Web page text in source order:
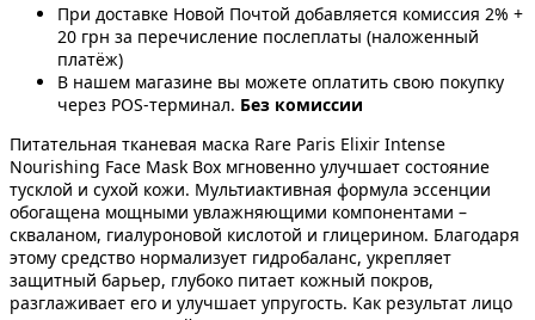
При доставке Новой Почтой добавляется комиссия 2% +
20 грн за перечисление послеплаты (наложенный
платёж)
В нашем магазине вы можете оплатить свою покупку
через POS-терминал. Без комиссии
Питательная тканевая маска Rare Paris Elixir Intense
Nourishing Face Mask Box мгновенно улучшает состояние
тусклой и сухой кожи. Мультиактивная формула эссенции
обогащена мощными увлажняющими компонентами –
скваланом, гиалуроновой кислотой и глицерином. Благодаря
этому средство нормализует гидробаланс, укрепляет
защитный барьер, глубоко питает кожный покров,
разглаживает его и улучшает упругость. Как результат лицо